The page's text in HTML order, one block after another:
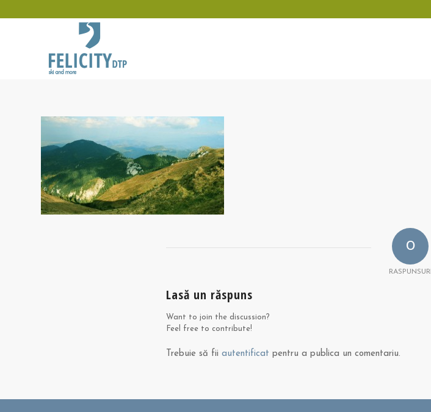
0
RASPUNSURI
Lasă un răspuns
Want to join the discussion?
Feel free to contribute!
Trebuie să fii autentificat pentru a publica un comentariu.